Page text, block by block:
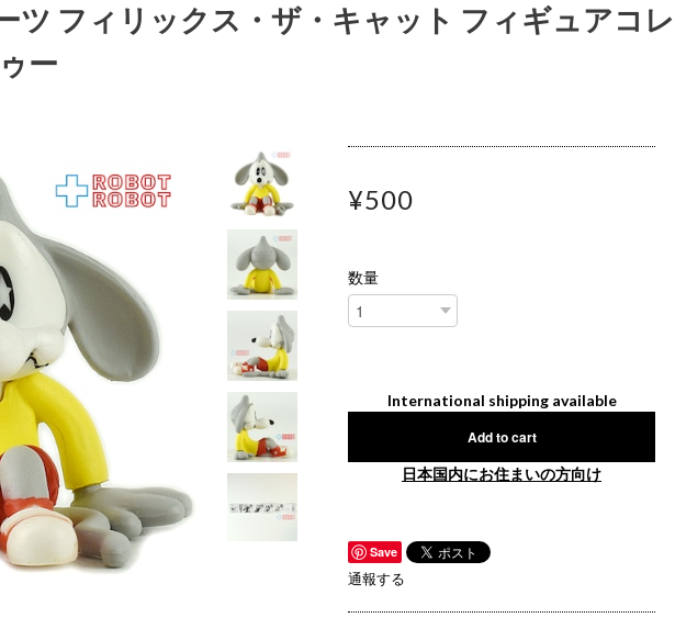
ツ フィリックス・ザ・キャット フィギュアコレ
ー
¥500
数量
International shipping available
Add to cart
日本国内にお住まいの方向け
Save
通報する